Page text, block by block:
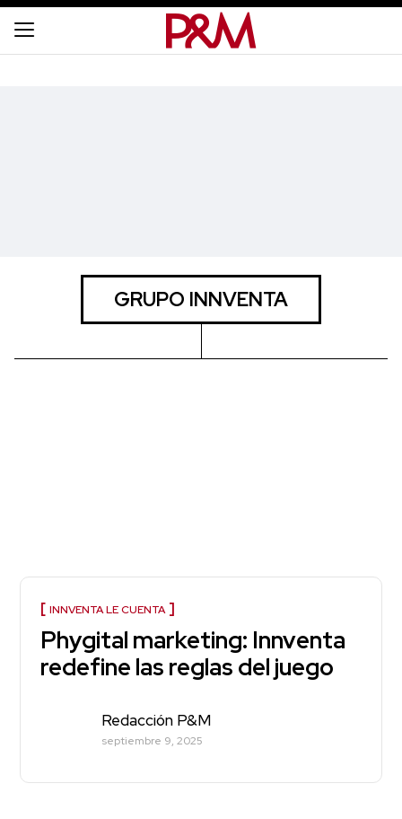
GRUPO INNVENTA
INNVENTA LE CUENTA
Phygital marketing: Innventa
redefine las reglas del juego
Redacción P&M
septiembre 9, 2025